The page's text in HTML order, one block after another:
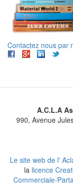
Contactez nous par
A.C.L.A
990, Avenue
Le site web de l'
la licence
Commerciale-